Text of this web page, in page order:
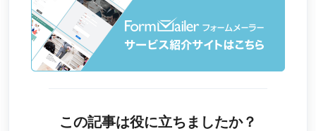
この記事は役に立ちましたか？